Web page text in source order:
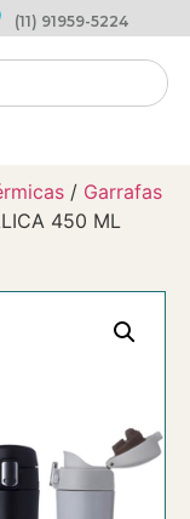
(11) 91959-5224
/ Garrafas
450 ML